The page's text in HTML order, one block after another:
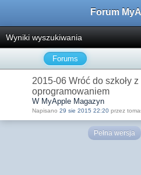
Forum
Wyniki wyszukiwania
Forums
2015-06 Wróć do szkoły
oprogramowaniem
W MyApple Magazyn
Napisano 29 sie 2015 22:20 przez
Pełna wersja